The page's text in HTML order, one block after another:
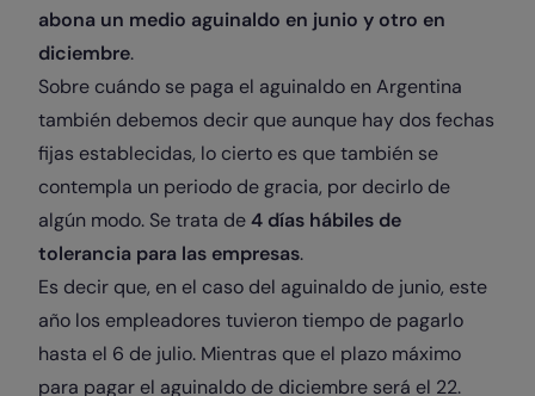
abona un medio aguinaldo en junio y otro en
diciembre.
Sobre cuándo se paga el aguinaldo en Argentina
también debemos decir que aunque hay dos fechas
fijas establecidas, lo cierto es que también se
contempla un periodo de gracia, por decirlo de
algún modo. Se trata de4 días hábiles de
tolerancia para las empresas.
Es decir que, en el caso del aguinaldo de junio, este
año los empleadores tuvieron tiempo de pagarlo
hasta el 6 de julio. Mientras que el plazo máximo
para pagar el aguinaldo de diciembre será el 22.